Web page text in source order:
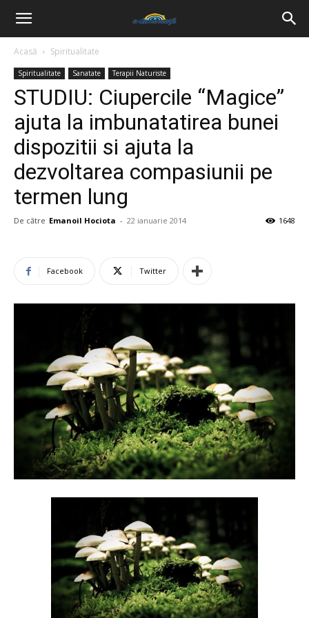
Acasă Spiritualitate
Spiritualitate Sanatate Terapii Naturiste
STUDIU: Ciupercile “Magice”
ajuta la imbunatatirea bunei
dispozitii si ajuta la
dezvoltarea compasiunii pe
termen lung
De către Emanoil Hociota - 22 ianuarie 2014 1648
Facebook Twitter